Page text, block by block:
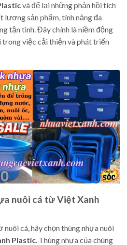
và để lại những phản hồi tích
lượng sản phẩm, tính năng đa
tận tình. Đây chính là niềm động
trong việc cải thiện và phát triển
nuôi cá từ Việt Xanh
cá, hãy chọn thùng nhựa nuôi
Plastic. Thùng nhựa của chúng